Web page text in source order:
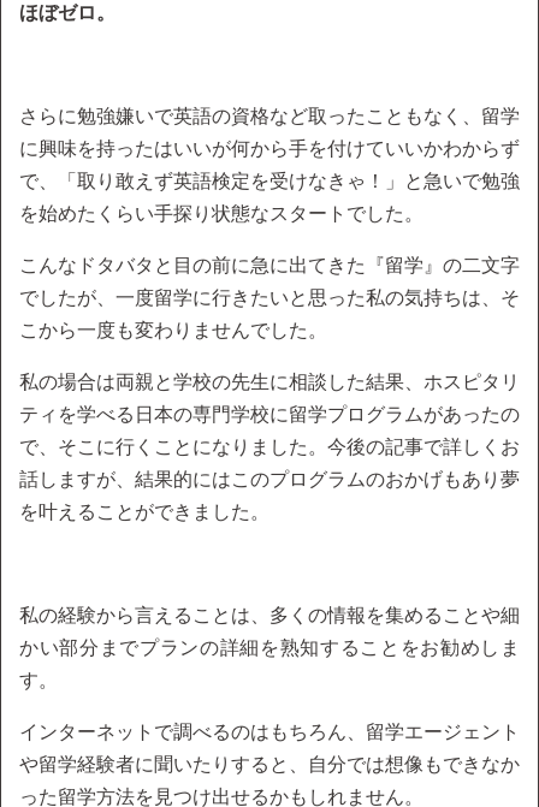
ほぼゼロ。
さらに勉強嫌いで英語の資格など取ったこともなく、留学
に興味を持ったはいいが何から手を付けていいかわからず
で、「取り敢えず英語検定を受けなきゃ！」と急いで勉強
を始めたくらい手探り状態なスタートでした。
こんなドタバタと目の前に急に出てきた『留学』の二文字
でしたが、一度留学に行きたいと思った私の気持ちは、そ
こから一度も変わりませんでした。
私の場合は両親と学校の先生に相談した結果、ホスピタリ
ティを学べる日本の専門学校に留学プログラムがあったの
で、そこに行くことになりました。今後の記事で詳しくお
話しますが、結果的にはこのプログラムのおかげもあり夢
を叶えることができました。
私の経験から言えることは、多くの情報を集めることや細
かい部分までプランの詳細を熟知することをお勧めしま
す。
インターネットで調べるのはもちろん、留学エージェント
や留学経験者に聞いたりすると、自分では想像もできなか
った留学方法を見つけ出せるかもしれません。